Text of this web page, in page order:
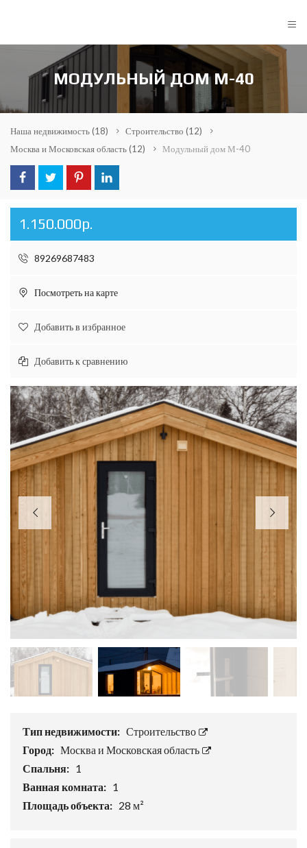
≡
МОДУЛЬНЫЙ ДОМ М-40
Наша недвижимость(18) Строительство (12)
Москва и Московская область(12) Модульный дом М-40
1.150.000р.
89269687483
Посмотреть на карте
Добавить в избранное
Добавить к сравнению
Тип недвижимости: Строительство
Город: Москва и Московская область
Спальня: 1
Ванная комната: 1
Площадь объекта: 28 м²